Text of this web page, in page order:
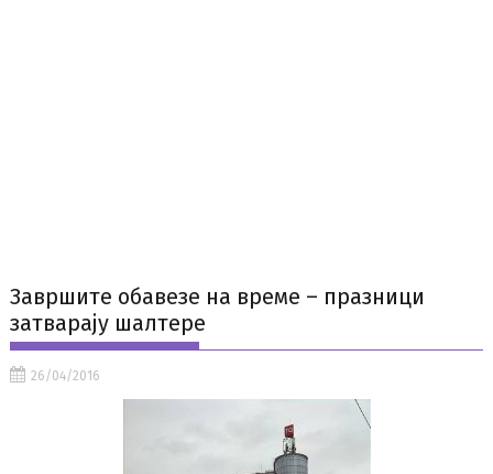
Завршите обавезе на време – празници
затварају шалтере
26/04/2016